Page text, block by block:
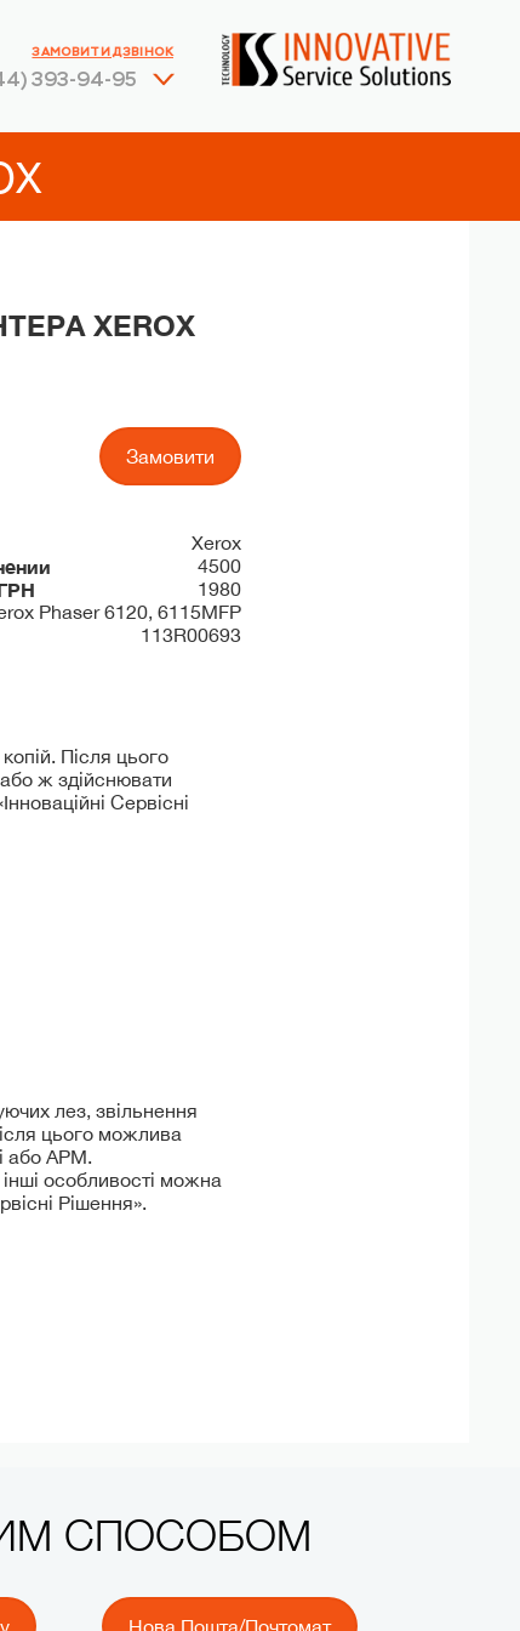
393-94-95
ЗАМОВИТИ ДЗВІНОК
XEROX
Замовити
Xerox
4500
1980
Phaser 6120, 6115MFP
113R00693
Після цього
ж здійснювати
Сервісні
лез, звільнення
цього можлива
або APM.
особливості можна
Рішення».
СПОСОБОМ
Нова Пошта/Почтомат